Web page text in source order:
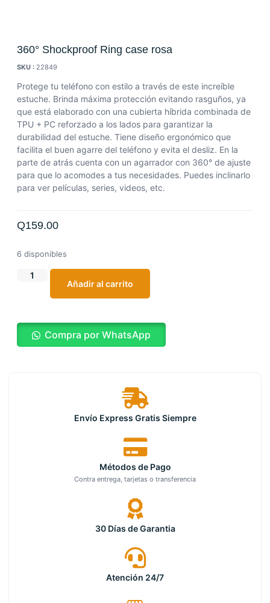
360° Shockproof Ring case rosa
SKU : 22849
Protege tu teléfono con estilo a través de este increíble
estuche. Brinda máxima protección evitando rasguños, ya
que está elaborado con una cubierta híbrida combinada de
TPU + PC reforzado a los lados para garantizar la
durabilidad del estuche. Tiene diseño ergonómico que
facilita el buen agarre del teléfono y evita el desliz. En la
parte de atrás cuenta con un agarrador con 360° de ajuste
para que lo acomodes a tus necesidades. Puedes inclinarlo
para ver películas, series, videos, etc.
Q159.00
6 disponibles
Añadir al carrito
Compra por WhatsApp
Envío Express Gratis Siempre
Métodos de Pago
Contra entrega, tarjetas o transferencia
30 Días de Garantia
Atención 24/7